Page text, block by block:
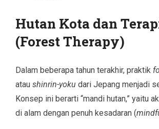
Hutan Kota dan
(Forest Therapy)
Dalam beberapa tahun terakhir, praktik
atau shinrin-yoku dari Jepang menjadi
Konsep ini berarti “mandi hutan,” yaitu
di alam dengan penuh kesadaran (